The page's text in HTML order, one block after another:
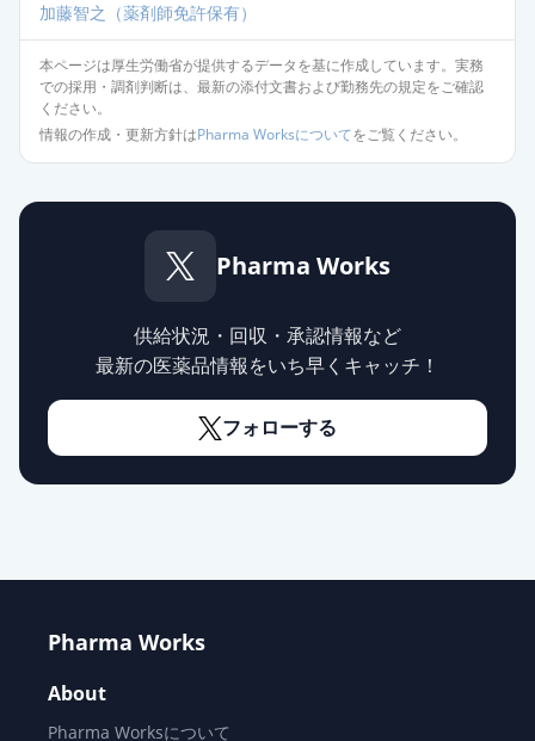
加藤智之 （薬剤師免許保有）
本ページは厚生労働省が提供するデータを基に作成しています。実務
での採用・調剤判断は、最新の添付文書および勤務先の規定をご確認
ください。
情報の作成・更新方針はPharma Worksについてをご覧ください。
Pharma Works
供給状況・回収・承認情報など
最新の医薬品情報をいち早くキャッチ！
フォローする
Pharma Works
About
Pharma Worksについて